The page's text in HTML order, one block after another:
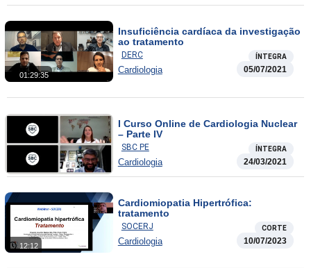
01:29:35
Insuficiência cardíaca da investigação
ao tratamento
DERC ÍNTEGRA
Cardiologia 05/07/2021
I Curso Online de Cardiologia Nuclear
– Parte IV
SBC PE ÍNTEGRA
Cardiologia 24/03/2021
12:12
Cardiomiopatia Hipertrófica:
tratamento
SOCERJ CORTE
Cardiologia 10/07/2023